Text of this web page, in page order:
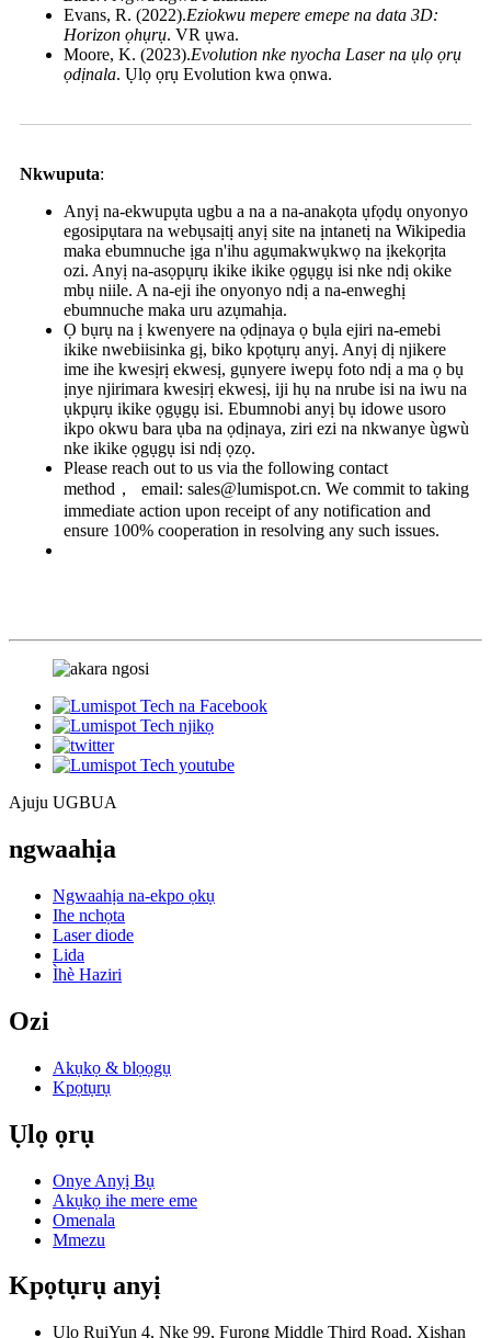
Evans, R. (2022).Eziokwu mepere emepe na data 3D:
Horizon ọhụrụ. VR ụwa.
Moore, K. (2023).Evolution nke nyocha Laser na ụlọ ọrụ
ọdịnala. Ụlọ ọrụ Evolution kwa ọnwa.
Nkwuputa:
Anyị na-ekwupụta ugbu a na a na-anakọta ụfọdụ onyonyo
egosipụtara na webụsaịtị anyị site na ịntanetị na Wikipedia
maka ebumnuche ịga n'ihu agụmakwụkwọ na ịkekọrịta
ozi. Anyị na-asọpụrụ ikike ikike ọgụgụ isi nke ndị okike
mbụ niile. A na-eji ihe onyonyo ndị a na-enweghị
ebumnuche maka uru azụmahịa.
Ọ bụrụ na ị kwenyere na ọdịnaya ọ bụla ejiri na-emebi
ikike nwebiisinka gị, biko kpọtụrụ anyị. Anyị dị njikere
ime ihe kwesịrị ekwesị, gụnyere iwepụ foto ndị a ma ọ bụ
ịnye njirimara kwesịrị ekwesị, iji hụ na nrube isi na iwu na
ụkpụrụ ikike ọgụgụ isi. Ebumnobi anyị bụ idowe usoro
ikpo okwu bara ụba na ọdịnaya, ziri ezi na nkwanye ùgwù
nke ikike ọgụgụ isi ndị ọzọ.
Please reach out to us via the following contact
method， email: sales@lumispot.cn. We commit to taking
immediate action upon receipt of any notification and
ensure 100% cooperation in resolving any such issues.
Ajuju UGBUA
ngwaahịa
Ngwaahịa na-ekpo ọkụ
Ihe nchọta
Laser diode
Lida
Ìhè Haziri
Ozi
Akụkọ & blọọgụ
Kpọtụrụ
Ụlọ ọrụ
Onye Anyị Bụ
Akụkọ ihe mere eme
Omenala
Mmezu
Kpọtụrụ anyị
Ụlọ RuiYun 4, Nke 99, Furong Middle Third Road, Xishan